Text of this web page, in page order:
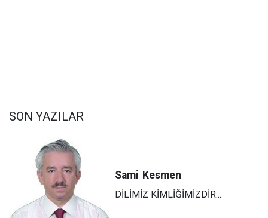
SON YAZILAR
Sami Kesmen
DİLİMİZ KİMLİĞİMİZDİR...